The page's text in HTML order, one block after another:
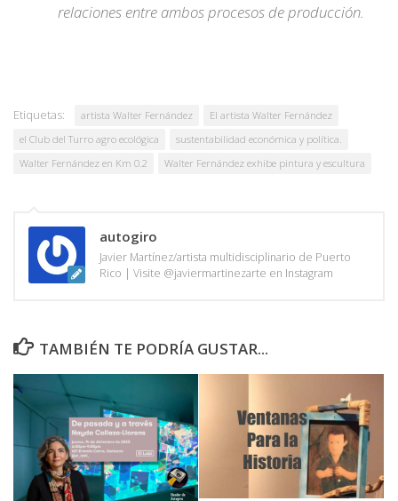
relaciones entre ambos procesos de producción.
Etiquetas: artista Walter Fernández
El artista Walter Fernández
el Club del Turro agro ecológica
sustentabilidad económica y política.
Walter Fernández en Km 0.2
Walter Fernández exhibe pintura y escultura
autogiro
Javier Martínez/artista multidisciplinario de Puerto
Rico | Visite @javiermartinezarte en Instagram
TAMBIÉN TE PODRÍA GUSTAR...